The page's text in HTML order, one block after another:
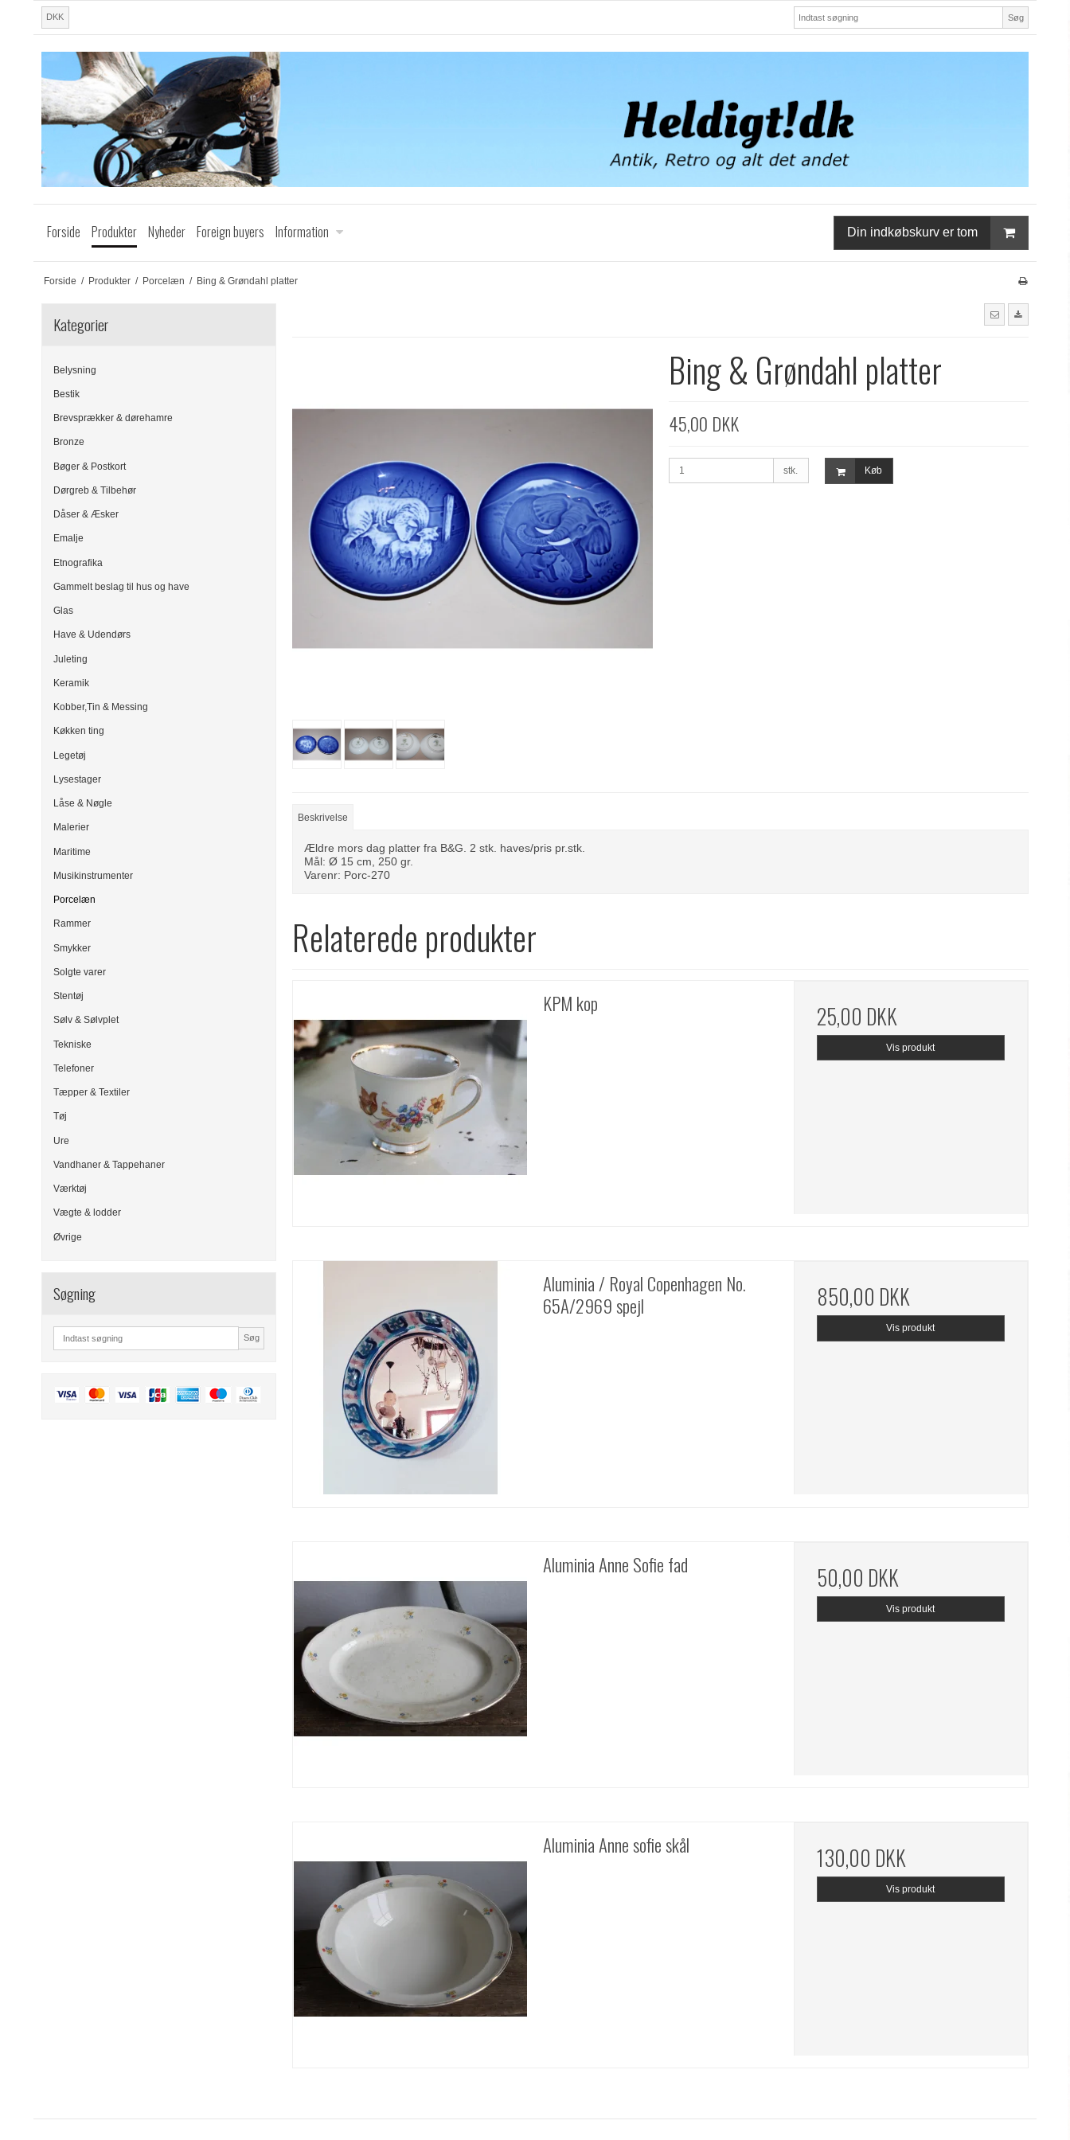
DKK Søg
Forside Produkter Nyheder Foreign buyers Information Din indkøbskurv er tom
Forside / Produkter / Porcelæn / Bing & Grøndahl platter
Kategorier
Belysning
Bestik
Brevsprækker & dørehamre
Bronze
Bøger & Postkort
Dørgreb & Tilbehør
Dåser & Æsker
Emalje
Etnografika
Gammelt beslag til hus og have
Glas
Have & Udendørs
Juleting
Keramik
Kobber,Tin & Messing
Køkken ting
Legetøj
Lysestager
Låse & Nøgle
Malerier
Maritime
Musikinstrumenter
Porcelæn
Rammer
Smykker
Solgte varer
Stentøj
Sølv & Sølvplet
Tekniske
Telefoner
Tæpper & Textiler
Tøj
Ure
Vandhaner & Tappehaner
Værktøj
Vægte & lodder
Øvrige
Søgning
Søg
Bing & Grøndahl platter
45,00 DKK
stk. Køb
Beskrivelse
Ældre mors dag platter fra B&G. 2 stk. haves/pris pr.stk.
Mål: Ø 15 cm, 250 gr.
Varenr: Porc-270
Relaterede produkter
KPM kop 25,00 DKK
Vis produkt
Aluminia / Royal Copenhagen No.
65A/2969 spejl
850,00 DKK
Vis produkt
Aluminia Anne Sofie fad 50,00 DKK
Vis produkt
Aluminia Anne sofie skål 130,00 DKK
Vis produkt